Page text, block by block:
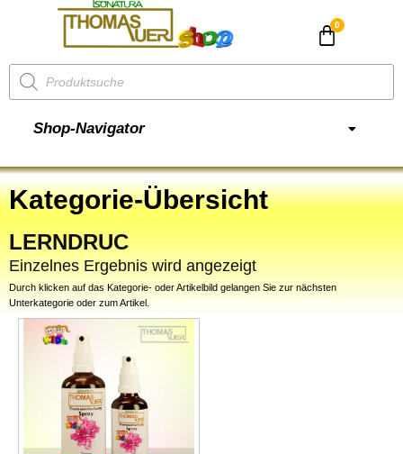
Shop-Navigator
Kategorie-Übersicht
LERNDRUC
Einzelnes Ergebnis wird angezeigt
Durch klicken auf das Kategorie- oder Artikelbild gelangen Sie zur nächsten
Unterkategorie oder zum Artikel.